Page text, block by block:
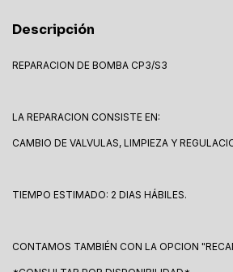
Descripción
REPARACION DE BOMBA CP3/S3
LA REPARACION CONSISTE EN:
CAMBIO DE VALVULAS, LIMPIEZA Y
TIEMPO ESTIMADO: 2 DIAS HÁBILES.
CONTAMOS TAMBIÉN CON LA OPCION